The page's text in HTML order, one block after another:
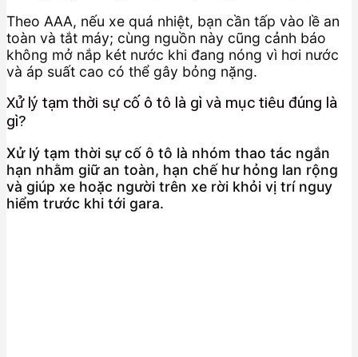
Theo AAA, nếu xe quá nhiệt, bạn cần tấp vào lề an
toàn và tắt máy; cùng nguồn này cũng cảnh báo
không mở nắp két nước khi đang nóng vì hơi nước
và áp suất cao có thể gây bỏng nặng.
Xử lý tạm thời sự cố ô tô là gì và mục tiêu đúng là
gì?
Xử lý tạm thời sự cố ô tô là nhóm thao tác ngắn
hạn nhằm giữ an toàn, hạn chế hư hỏng lan rộng
và giúp xe hoặc người trên xe rời khỏi vị trí nguy
hiểm trước khi tới gara.